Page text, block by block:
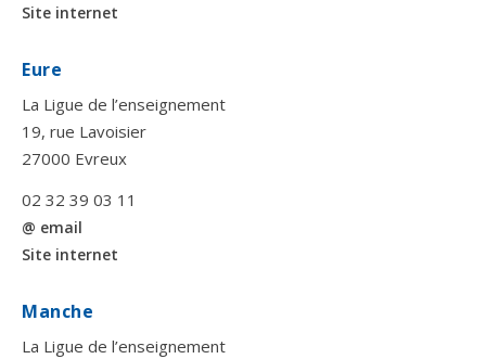
Site internet
Eure
La Ligue de l’enseignement
19, rue Lavoisier
27000 Evreux
02 32 39 03 11
@ email
Site internet
Manche
La Ligue de l’enseignement